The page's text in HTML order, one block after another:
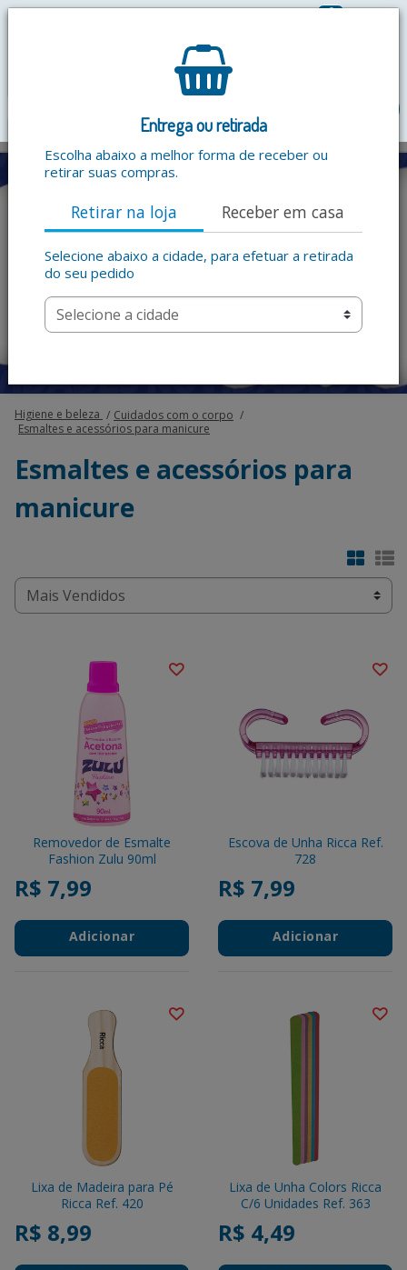
0
Entrega ou retirada
Escolha abaixo a melhor forma de receber ou
retirar suas compras.
Retirar na loja Receber em casa
Selecione abaixo a cidade, para efetuar a retirada
do seu pedido
Higiene e beleza
Cuidados com o corpo
Esmaltes e acessórios para manicure
Esmaltes e acessórios para
manicure
Removedor de Esmalte
Fashion Zulu 90ml
R$ 7,99
Adicionar
Escova de Unha Ricca Ref.
728
R$ 7,99
Adicionar
Lixa de Madeira para Pé
Ricca Ref. 420
R$ 8,99
Lixa de Unha Colors Ricca
C/6 Unidades Ref. 363
R$ 4,49